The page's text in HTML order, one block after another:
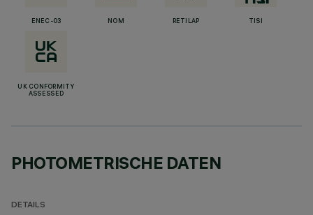
ENEC-03 NOM RETILAP TISI
UK CONFORMITY
ASSESSED
PHOTOMETRISCHE DATEN
DETAILS